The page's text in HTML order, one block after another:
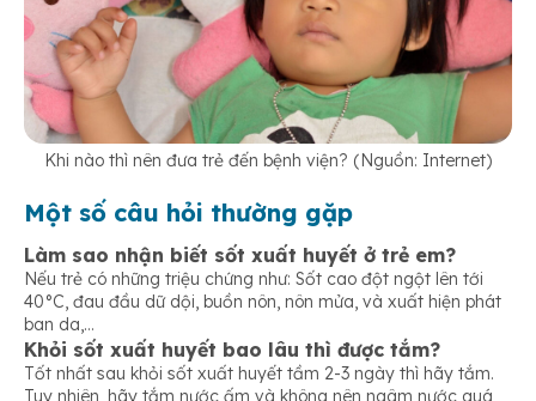
Khi nào thì nên đưa trẻ đến bệnh viện? (Nguồn: Internet)
Một số câu hỏi thường gặp
Làm sao nhận biết sốt xuất huyết ở trẻ em?
Nếu trẻ có những triệu chứng như: Sốt cao đột ngột lên tới
40°C, đau đầu dữ dội, buồn nôn, nôn mửa, và xuất hiện phát
ban da,…
Khỏi sốt xuất huyết bao lâu thì được tắm?
Tốt nhất sau khỏi sốt xuất huyết tầm 2-3 ngày thì hãy tắm.
Tuy nhiên, hãy tắm nước ấm và không nên ngâm nước quá